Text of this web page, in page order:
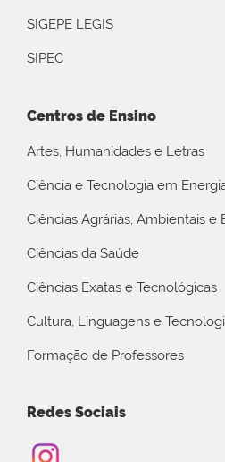
SIGEPE LEGIS
SIPEC
Centros de Ensino
Artes, Humanidades e Letras
Ciência e Tecnologia em
Ciências Agrárias, Ambientais e
Ciências da Saúde
Ciências Exatas e Tecnológicas
Cultura, Linguagens e
Formação de Professores
Redes Sociais